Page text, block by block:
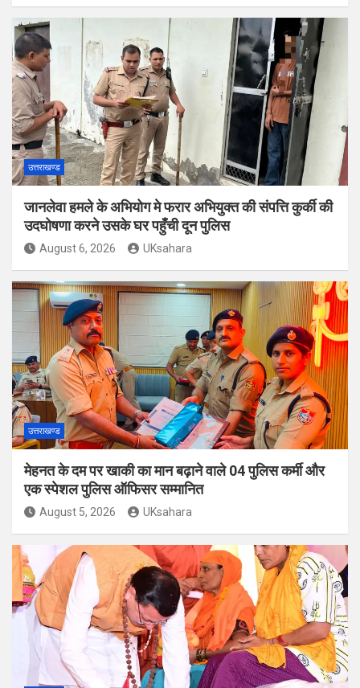
उत्तराखण्ड
जानलेवा हमले के अभियोग मे फरार अभियुक्त की संपत्ति कुर्की की
उदघोषणा करने उसके घर पहुँची दून पुलिस
August 6, 2026 UKsahara
उत्तराखण्ड
मेहनत के दम पर खाकी का मान बढ़ाने वाले 04 पुलिस कर्मी और
एक स्पेशल पुलिस ऑफिसर सम्मानित
August 5, 2026 UKsahara